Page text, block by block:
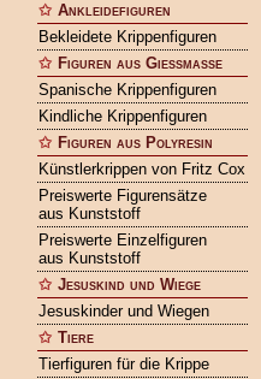
Ankleidefiguren
Bekleidete Krippenfiguren
Figuren aus Gießmasse
Spanische Krippenfiguren
Kindliche Krippenfiguren
Figuren aus Polyresin
Künstlerkrippen von Fritz Cox
Preiswerte Figurensätze
aus Kunststoff
Preiswerte Einzelfiguren
aus Kunststoff
Jesuskind und Wiege
Jesuskinder und Wiegen
Tiere
Tierfiguren für die Krippe